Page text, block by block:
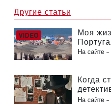
Другие статьи
Моя
На сайте -
Когда
Пять
На сайте -